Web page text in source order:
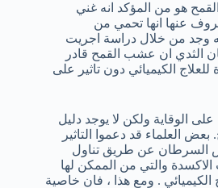
هو من المؤكد انه غني
عنها انها تحمي من
وجد من خلال دراسة اجريت
الثدي ان عشب القمح قادر
الكيميائي دون تاثير على
على الوقاية ولكن لا يوجد دليل
العلماء قد دعموا التاثير
السرطان عن طريق تناول
والتي من الممكن لها
الكيميائي . ومع هذا ، فان خاصية